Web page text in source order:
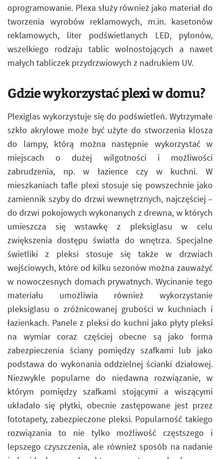
oprogramowanie. Plexa służy również jako materiał do
tworzenia wyrobów reklamowych, m.in. kasetonów
reklamowych, liter podświetlanych LED, pylonów,
wszelkiego rodzaju tablic wolnostojących a nawet
małych tabliczek przydrzwiowych z nadrukiem UV.
Gdzie wykorzystać plexi w domu?
Plexiglas wykorzystuje się do podświetleń. Wytrzymałe
szkło akrylowe może być użyte do stworzenia klosza
do lampy, którą można następnie wykorzystać w
miejscach o dużej wilgotności i możliwości
zabrudzenia, np. w łazience czy w kuchni. W
mieszkaniach tafle plexi stosuje się powszechnie jako
zamiennik szyby do drzwi wewnętrznych, najczęściej –
do drzwi pokojowych wykonanych z drewna, w których
umieszcza się wstawkę z pleksiglasu w celu
zwiększenia dostępu światła do wnętrza. Specjalne
świetliki z pleksi stosuje się także w drzwiach
wejściowych, które od kilku sezonów można zauważyć
w nowoczesnych domach prywatnych. Wycinanie tego
materiału umożliwia również wykorzystanie
pleksiglasu o zróżnicowanej grubości w kuchniach i
łazienkach. Panele z pleksi do kuchni jako płyty pleksi
na wymiar coraz częściej obecne są jako forma
zabezpieczenia ściany pomiędzy szafkami lub jako
podstawa do wykonania oddzielnej ścianki działowej.
Niezwykle popularne do niedawna rozwiązanie, w
którym pomiędzy szafkami stojącymi a wiszącymi
układało się płytki, obecnie zastępowane jest przez
fototapety, zabezpieczone pleksi. Popularność takiego
rozwiązania to nie tylko możliwość częstszego i
lepszego czyszczenia, ale również sposób na nadanie